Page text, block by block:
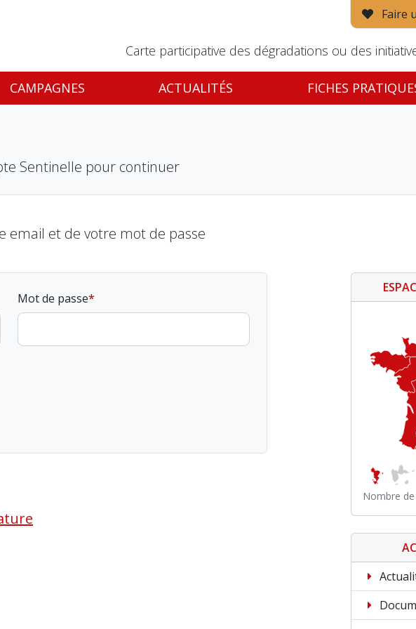
Faire
Carte participative des dégradations ou des
CAMPAGNES ACTUALITÉS FICHES
Sentinelle pour continuer
email et de votre mot de passe
Mot de passe
Nombre